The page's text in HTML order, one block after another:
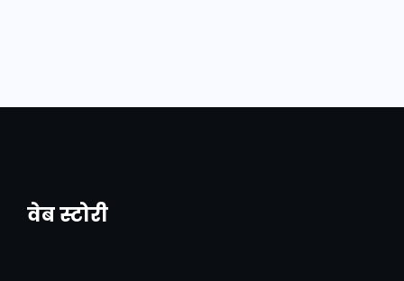
वेब स्टोरी
नया एक्सप्रेसवे: पूर्वांचल का लक, डेवलपमेंट का